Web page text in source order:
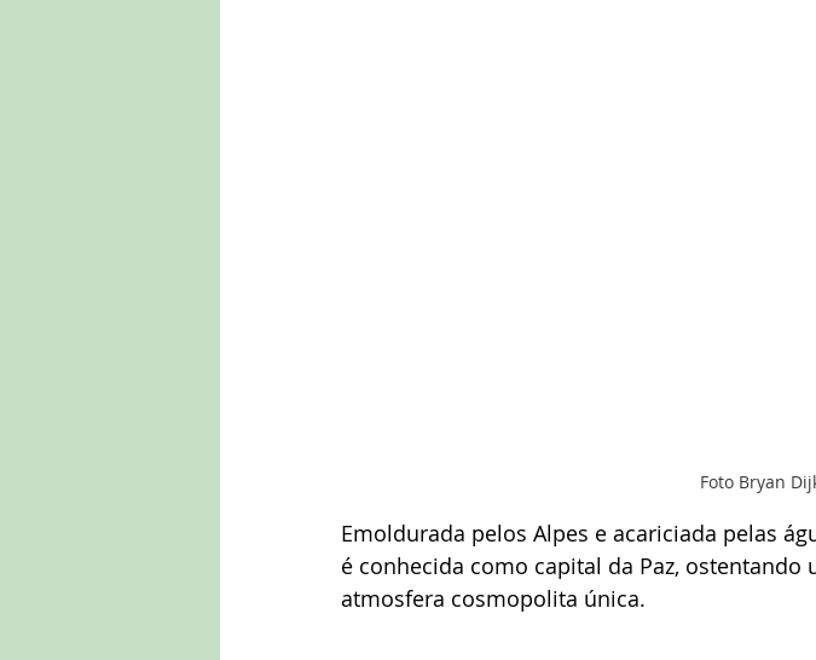
Foto Bryan
Emoldurada pelos Alpes e acariciada pelas
é conhecida como capital da Paz,
atmosfera cosmopolita única.